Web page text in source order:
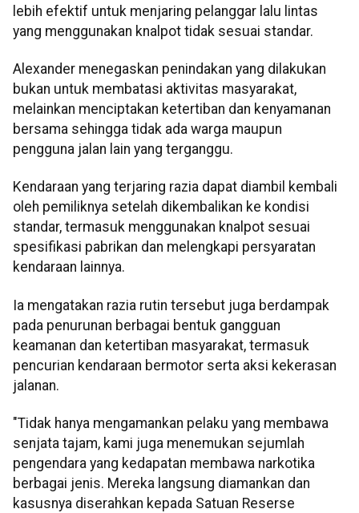
lebih efektif untuk menjaring pelanggar lalu lintas
yang menggunakan knalpot tidak sesuai standar.
Alexander menegaskan penindakan yang dilakukan
bukan untuk membatasi aktivitas masyarakat,
melainkan menciptakan ketertiban dan kenyamanan
bersama sehingga tidak ada warga maupun
pengguna jalan lain yang terganggu.
Kendaraan yang terjaring razia dapat diambil kembali
oleh pemiliknya setelah dikembalikan ke kondisi
standar, termasuk menggunakan knalpot sesuai
spesifikasi pabrikan dan melengkapi persyaratan
kendaraan lainnya.
Ia mengatakan razia rutin tersebut juga berdampak
pada penurunan berbagai bentuk gangguan
keamanan dan ketertiban masyarakat, termasuk
pencurian kendaraan bermotor serta aksi kekerasan
jalanan.
"Tidak hanya mengamankan pelaku yang membawa
senjata tajam, kami juga menemukan sejumlah
pengendara yang kedapatan membawa narkotika
berbagai jenis. Mereka langsung diamankan dan
kasusnya diserahkan kepada Satuan Reserse